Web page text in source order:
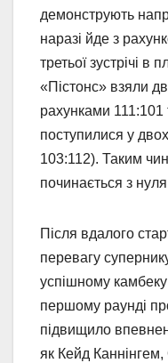
демонструють
наразі йде з
третьої зустрічі
«Пістонс» взяли
рахунками 111:101
поступилися у
103:112). Таким
починається з
Після вдалого
перевагу
успішному
першому раунді
підвищило
як Кейд